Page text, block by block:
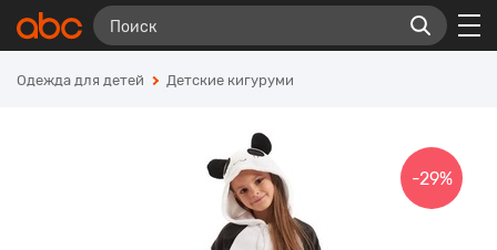
Одежда для детей Детские кигуруми
-29%